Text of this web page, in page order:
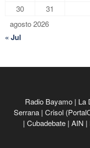
agosto 2026
30
31
« Jul
Radio Bayamo | La
Serrana | Crisol
| Cubadebate | AIN |